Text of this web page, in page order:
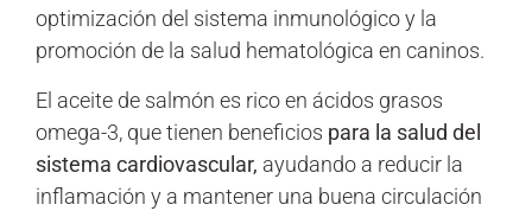
optimización del sistema inmunológico y la
promoción de la salud hematológica en caninos.
El aceite de salmón es rico en ácidos grasos
omega-3, que tienen beneficios para la salud del
sistema cardiovascular, ayudando a reducir la
inflamación y a mantener una buena circulación